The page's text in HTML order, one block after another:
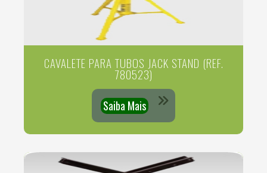
CAVALETE PARA TUBOS JACK STAND (REF.
780523)
Saiba Mais